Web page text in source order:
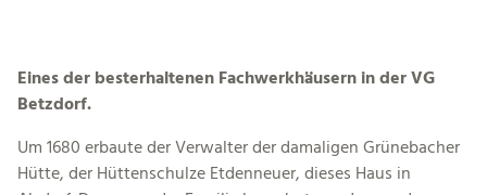
Eines der besterhaltenen Fachwerkhäusern in der VG
Betzdorf.
Um 1680 erbaute der Verwalter der damaligen Grünebacher
Hütte, der Hüttenschulze Etdenneuer, dieses Haus in